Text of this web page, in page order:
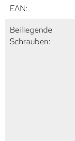
EAN:
Beiliegende
Schrauben: